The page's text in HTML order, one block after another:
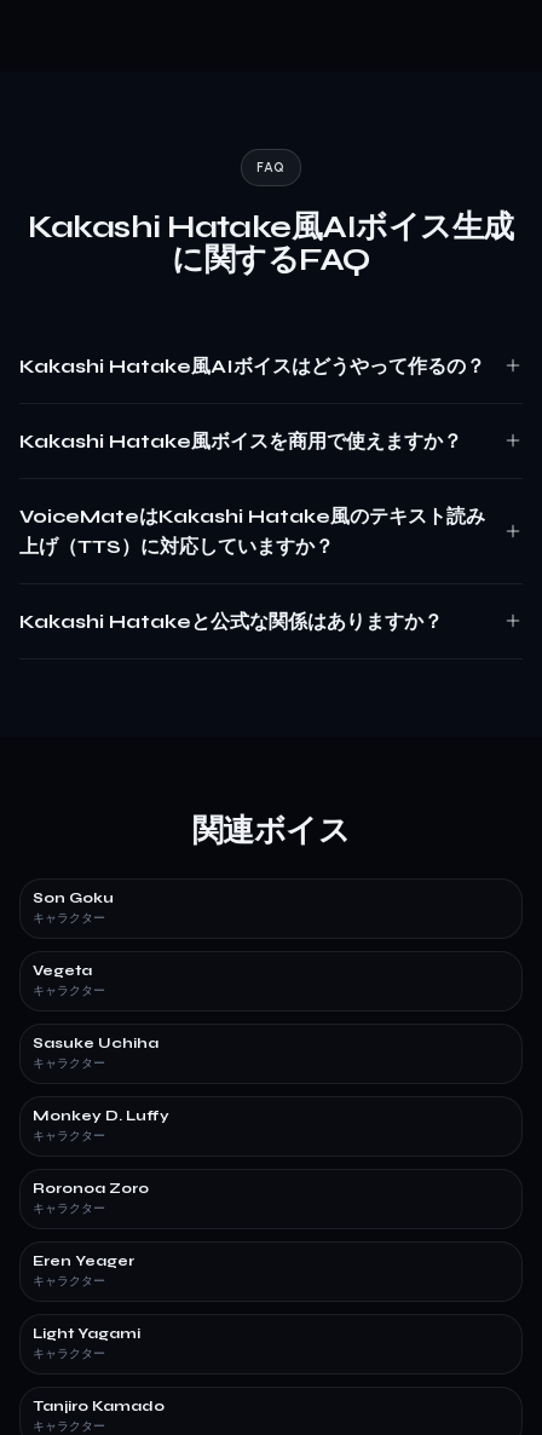
FAQ
Kakashi Hatake風AIボイス生成
に関するFAQ
Kakashi Hatake風AIボイスはどうやって作るの？
Kakashi Hatake風ボイスを商用で使えますか？
VoiceMateはKakashi Hatake風のテキスト読み
上げ（TTS）に対応していますか？
Kakashi Hatakeと公式な関係はありますか？
関連ボイス
Son Goku
キャラクター
Vegeta
キャラクター
Sasuke Uchiha
キャラクター
Monkey D. Luffy
キャラクター
Roronoa Zoro
キャラクター
Eren Yeager
キャラクター
Light Yagami
キャラクター
Tanjiro Kamado
キャラクター